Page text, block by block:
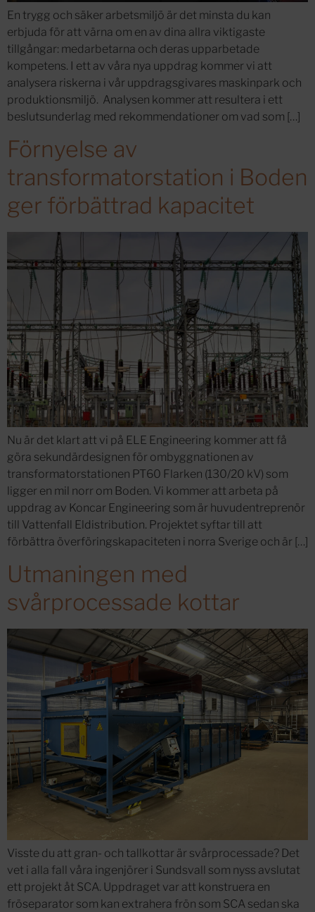
En trygg och säker arbetsmiljö är det minsta du kan
erbjuda för att värna om en av dina allra viktigaste
tillgångar: medarbetarna och deras upparbetade
kompetens. I ett av våra nya uppdrag kommer vi att
analysera riskerna i vår uppdragsgivares maskinpark och
produktionsmiljö. Analysen kommer att resultera i ett
beslutsunderlag med rekommendationer om vad som […]
Förnyelse av
transformatorstation i Boden
ger förbättrad kapacitet
Nu är det klart att vi på ELE Engineering kommer att få
göra sekundärdesignen för ombyggnationen av
transformatorstationen PT60 Flarken (130/20 kV) som
ligger en mil norr om Boden. Vi kommer att arbeta på
uppdrag av Koncar Engineering som är huvudentreprenör
till Vattenfall Eldistribution. Projektet syftar till att
förbättra överföringskapaciteten i norra Sverige och är […]
Utmaningen med
svårprocessade kottar
Visste du att gran- och tallkottar är svårprocessade? Det
vet i alla fall våra ingenjörer i Sundsvall som nyss avslutat
ett projekt åt SCA. Uppdraget var att konstruera en
fröseparator som kan extrahera frön som SCA sedan ska